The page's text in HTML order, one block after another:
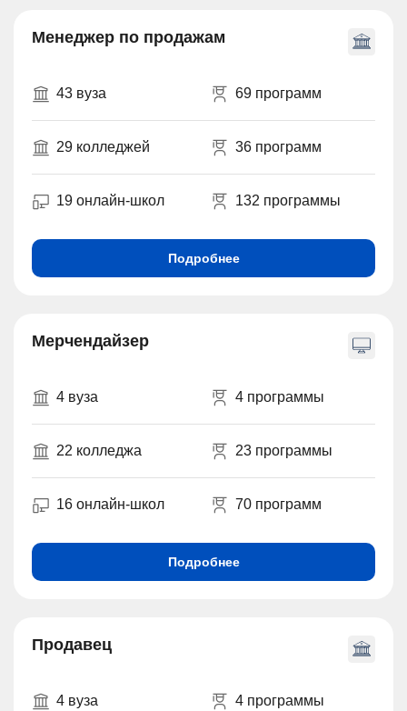
Менеджер по продажам
43 вуза 69 программ
29 колледжей 36 программ
19 онлайн-школ 132 программы
Подробнее
Мерчендайзер
4 вуза 4 программы
22 колледжа 23 программы
16 онлайн-школ 70 программ
Подробнее
Продавец
4 вуза 4 программы